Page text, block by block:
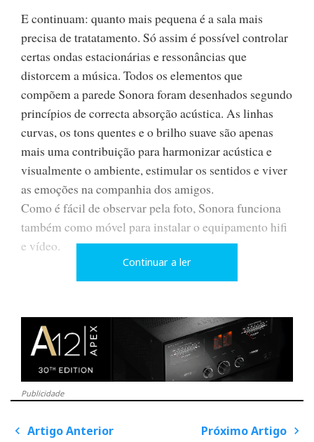
E continuam: quanto mais pequena é a sala mais
precisa de tratatamento. Só assim é possível controlar
certas ondas estacionárias e ressonâncias que
distorcem a música. Todos os elementos que
compõem a parede Sonora foram desenhados segundo
princípios de correcta absorção acústica. As linhas
curvas, os tons quentes e o brilho suave são apenas
mais uma contribuição para harmonizar acústica e
visualmente o ambiente, estimular os sentidos e viver
as emoções na companhia dos amigos.
Como é fácil de observar pela foto, Sonora funciona
também como móvel para instalar o equipamento hifi
e vídeo.
móvel italiana. Numa feira de móveis talvez não
vendessem a ideia mas associando-a a conceitos caros
aos audiófilos e convidando fabricantes de
equipamento de renome, como a KR Enterprises
(veja-se o amplificador a válvulas Kronzilla ao
mais óbvias e lógicas. É assim como sentar uma
Continuar a ler
Publicidade
P
Artigo Anterior Próximo Artigo